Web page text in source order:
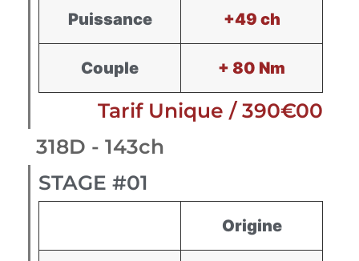
Puissance +49 ch
Couple + 80 Nm
Tarif Unique / 390€00
318D - 143ch
STAGE #01
Origine